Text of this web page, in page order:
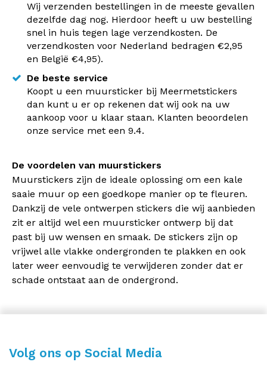
Wij verzenden bestellingen in de meeste gevallen
dezelfde dag nog. Hierdoor heeft u uw bestelling
snel in huis tegen lage verzendkosten. De
verzendkosten voor Nederland bedragen €2,95
en België €4,95).
De beste service
Koopt u een muursticker bij Meermetstickers
dan kunt u er op rekenen dat wij ook na uw
aankoop voor u klaar staan. Klanten beoordelen
onze service met een 9.4.
De voordelen van muurstickers
Muurstickers zijn de ideale oplossing om een kale
saaie muur op een goedkope manier op te fleuren.
Dankzij de vele ontwerpen stickers die wij aanbieden
zit er altijd wel een muursticker ontwerp bij dat
past bij uw wensen en smaak. De stickers zijn op
vrijwel alle vlakke ondergronden te plakken en ook
later weer eenvoudig te verwijderen zonder dat er
schade ontstaat aan de ondergrond.
Volg ons op Social Media